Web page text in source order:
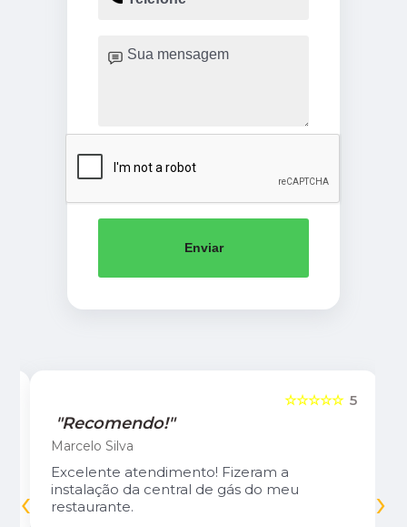
Enviar
5
☆☆☆☆☆
"Recomendo!"
Marcelo Silva
Excelente atendimento! Fizeram a
instalação da central de gás do meu
restaurante.
‹ ›